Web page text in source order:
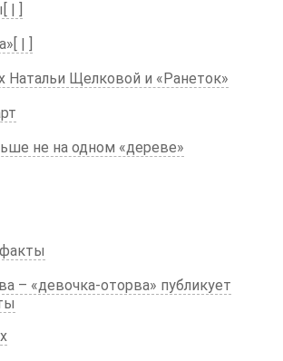
| ]
| ]
Натальи Щелковой и «Ранеток»
не на одном «дереве»
– «девочка-оторва» публикует